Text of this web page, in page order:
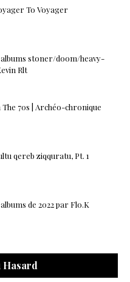
To Voyager
albums stoner/doom/heavy-
Rlt
70s | Archéo-chronique
qereb ziqquratu, Pt. 1
de 2022 par Flo.K
Hasard